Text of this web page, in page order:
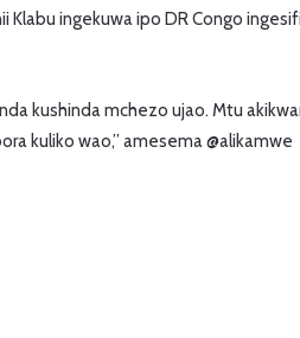
Klabu ingekuwa ipo DR Congo
kushinda mchezo ujao. Mtu
kuliko wao,” amesema @alikamwe